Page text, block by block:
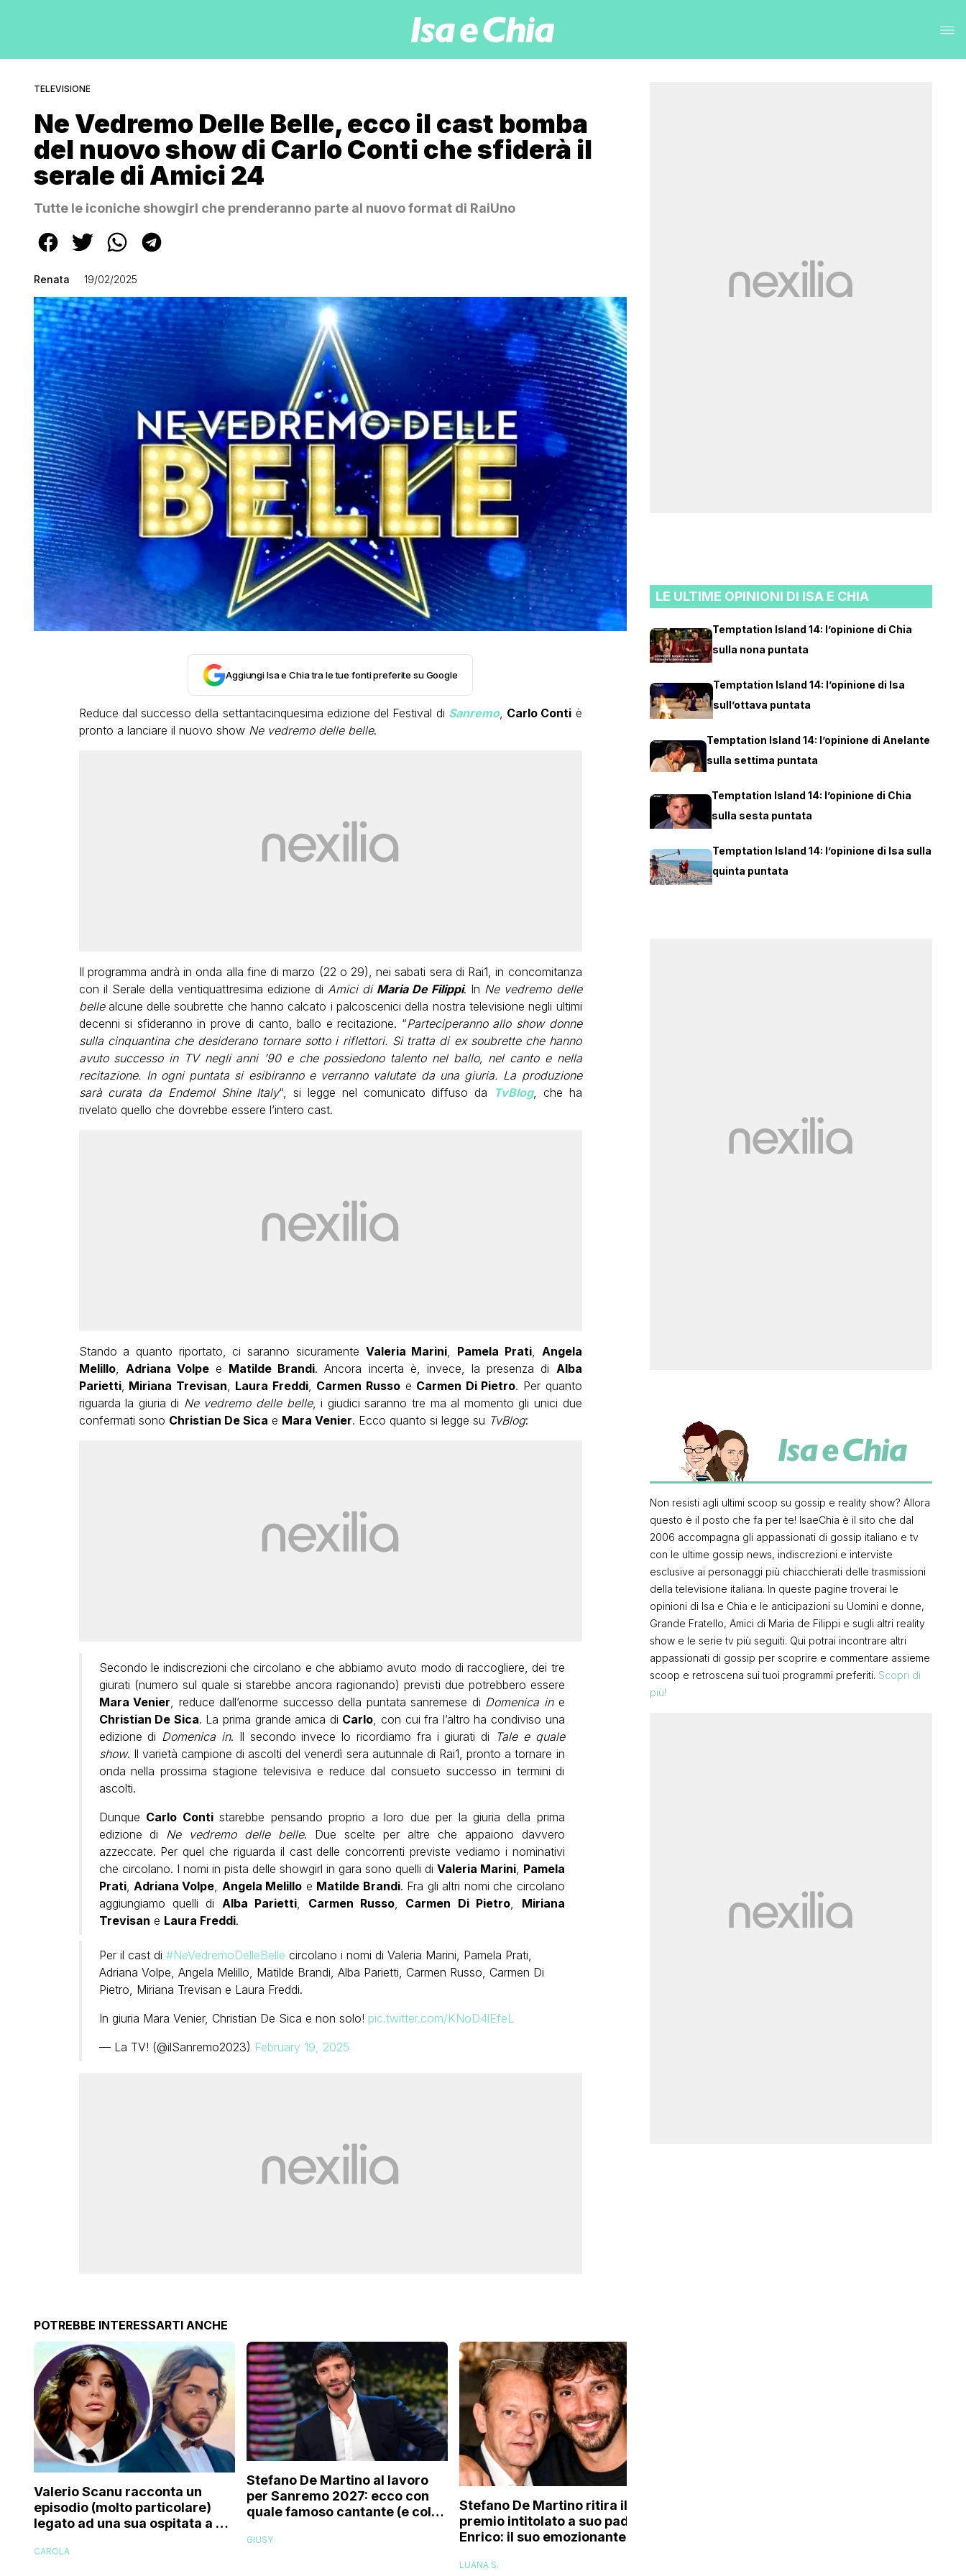
TELEVISIONE
Ne Vedremo Delle Belle, ecco il cast bomba
del nuovo show di Carlo Conti che sfiderà il
serale di Amici 24
Tutte le iconiche showgirl che prenderanno parte al nuovo format di RaiUno
Renata 19/02/2025
Aggiungi Isa e Chia tra le tue fonti preferite su Google
Reduce dal successo della settantacinquesima edizione del Festival di Sanremo, Carlo Conti è
pronto a lanciare il nuovo show Ne vedremo delle belle.
Il programma andrà in onda alla fine di marzo (22 o 29), nei sabati sera di Rai1, in concomitanza
con il Serale della ventiquattresima edizione di Amici di Maria De Filippi. In Ne vedremo delle
belle alcune delle soubrette che hanno calcato i palcoscenici della nostra televisione negli ultimi
decenni si sfideranno in prove di canto, ballo e recitazione. “Parteciperanno allo show donne
sulla cinquantina che desiderano tornare sotto i riflettori. Si tratta di ex soubrette che hanno
avuto successo in TV negli anni ’90 e che possiedono talento nel ballo, nel canto e nella
recitazione. In ogni puntata si esibiranno e verranno valutate da una giuria. La produzione
sarà curata da Endemol Shine Italy“, si legge nel comunicato diffuso da TvBlog, che ha
rivelato quello che dovrebbe essere l’intero cast.
Stando a quanto riportato, ci saranno sicuramente Valeria Marini Pamela Prati, Angela
Melillo, Adriana Volpee Matilde Brandi. Ancora incerta è, invece, la presenza di Alba
Parietti, Miriana Trevisan Laura Freddi, Carmen Russo e Carmen Di Pietro. Per quanto
riguarda la giuria di Ne vedremo delle belle, i giudici saranno tre ma al momento gli unici due
confermati sono Christian De Sica e Mara Venier. Ecco quanto si legge su TvBlog:
Secondo le indiscrezioni che circolano e che abbiamo avuto modo di raccogliere, dei tre
giurati (numero sul quale si starebbe ancora ragionando) previsti due potrebbero essere
Mara Venier , reduce dall’enorme successo della puntata sanremese di Domenica ine
Christian De Sica. La prima grande amica di Carlo , con cui fra l’altro ha condiviso una
edizione di Domenica in. Il secondo invece lo ricordiamo fra i giurati di Tale e quale
show. Il varietà campione di ascolti del venerdì sera autunnale di Rai1, pronto a tornare in
onda nella prossima stagione televisiva e reduce dal consueto successo in termini di
ascolti.
Dunque Carlo Contistarebbe pensando proprio a loro due per la giuria della prima
edizione di Ne vedremo delle belle. Due scelte per altre che appaiono davvero
azzeccate. Per quel che riguarda il cast delle concorrenti previste vediamo i nominativi
che circolano. I nomi in pista delle showgirl in gara sono quelli diValeria Marini Pamela
Prati, Adriana Volpe Angela Melillo e Matilde Brandi. Fra gli altri nomi che circolano
aggiungiamo quelli di Alba Parietti Carmen Russo, Carmen Di Pietro
Miriana
Trevisan e Laura Freddi.
Per il cast di #NeVedremoDelleBelle circolano i nomi di Valeria Marini, Pamela Prati,
Adriana Volpe, Angela Melillo, Matilde Brandi, Alba Parietti, Carmen Russo, Carmen Di
Pietro, Miriana Trevisan e Laura Freddi.
In giuria Mara Venier, Christian De Sica e non solo! pic.twitter.com/KNoD4lEfeL
— La TV! (@ilSanremo2023) February 19, 2025
POTREBBE INTERESSARTI ANCHE
Valerio Scanu racconta un
episodio (molto particolare)
legato ad una sua ospitata a Le
Rodriguez ha smesso di
CAROLA
Stefano De Martino al lavoro
per Sanremo 2027: ecco con
quale famoso cantante (e col
paparazzato
GIUSY
Stefano De Martino ritira il
premio intitolato a suo padre
Enrico: il suo emozionante
LUANA S.
LE ULTIME OPINIONI DI ISA E CHIA
Temptation Island 14: l’opinione di Chia
sulla nona puntata
Temptation Island 14: l’opinione di Isa
sull’ottava puntata
Temptation Island 14: l’opinione di Anelante
sulla settima puntata
Temptation Island 14: l’opinione di Chia
sulla sesta puntata
Temptation Island 14: l’opinione di Isa sulla
quinta puntata
Non resisti agli ultimi scoop su gossip e reality show? Allora
questo è il posto che fa per te! IsaeChia è il sito che dal
2006 accompagna gli appassionati di gossip italiano e tv
con le ultime gossip news, indiscrezioni e interviste
esclusive ai personaggi più chiacchierati delle trasmissioni
della televisione italiana. In queste pagine troverai le
opinioni di Isa e Chia e le anticipazioni su Uomini e donne,
Grande Fratello, Amici di Maria de Filippi e sugli altri reality
show e le serie tv più seguiti. Qui potrai incontrare altri
appassionati di gossip per scoprire e commentare assieme
scoop e retroscena sui tuoi programmi preferiti. Scopri di
più!